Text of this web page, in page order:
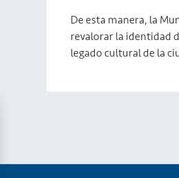
De esta manera, la
revalorar la identidad
legado cultural de la